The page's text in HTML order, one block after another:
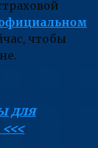
чтобы
для